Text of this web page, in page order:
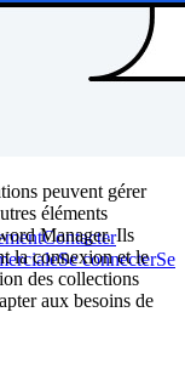
Contacter
Se connecterSe
peuvent gérer
éléments
Manager. Ils
la connexion et le
des collections
aux besoins de